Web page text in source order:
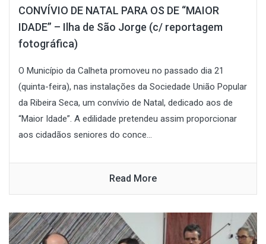
CONVÍVIO DE NATAL PARA OS DE “MAIOR
IDADE” – Ilha de São Jorge (c/ reportagem
fotográfica)
O Município da Calheta promoveu no passado dia 21
(quinta-feira), nas instalações da Sociedade União Popular
da Ribeira Seca, um convívio de Natal, dedicado aos de
“Maior Idade”. A edilidade pretendeu assim proporcionar
aos cidadãos seniores do conce...
Read More